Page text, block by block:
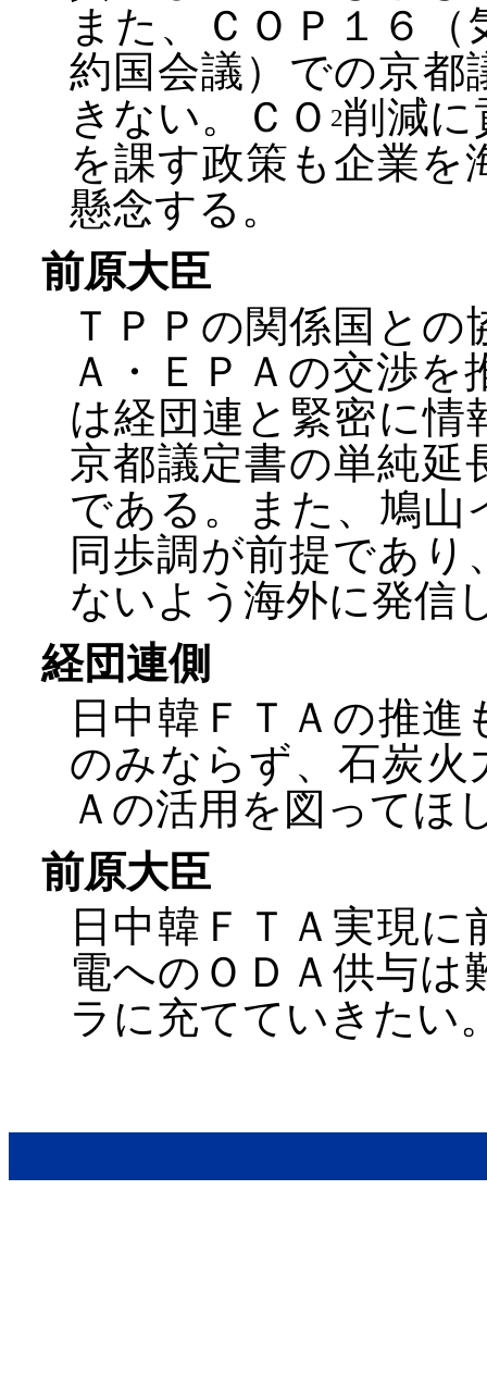
また、ＣＯＰ１６
約国会議）での京都
きない。ＣＯ 2削減に
を課す政策も企業を
懸念する。
前原大臣
ＴＰＰの関係国と
Ａ・ＥＰＡの交渉
は経団連と緊密に情
京都議定書の単純延
である。また、鳩山
同歩調が前提であ
ないよう海外に発信
経団連側
日中韓ＦＴＡの推
のみならず、石炭火
Ａの活用を図ってほ
前原大臣
日中韓ＦＴＡ実現
電へのＯＤＡ供与は
ラに充てていきたい